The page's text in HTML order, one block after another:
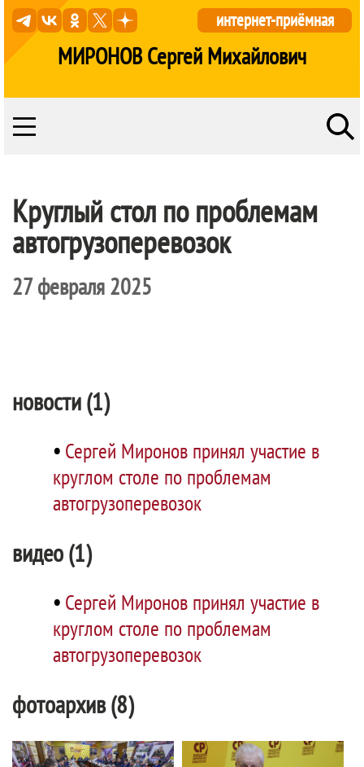
МИРОНОВ Сергей Михайлович
интернет-приёмная
Круглый стол по проблемам
автогрузоперевозок
27 февраля 2025
новости (1)
• Сергей Миронов принял участие в
круглом столе по проблемам
автогрузоперевозок
видео (1)
• Сергей Миронов принял участие в
круглом столе по проблемам
автогрузоперевозок
фотоархив (8)